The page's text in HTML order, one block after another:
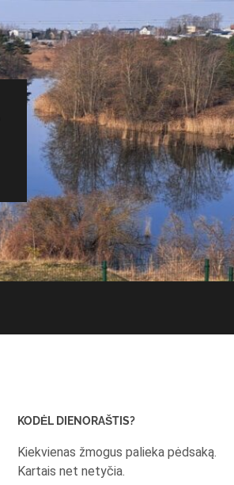
KODĖL DIENORAŠTIS?
Kiekvienas žmogus palieka pėdsaką.
Kartais net netyčia.